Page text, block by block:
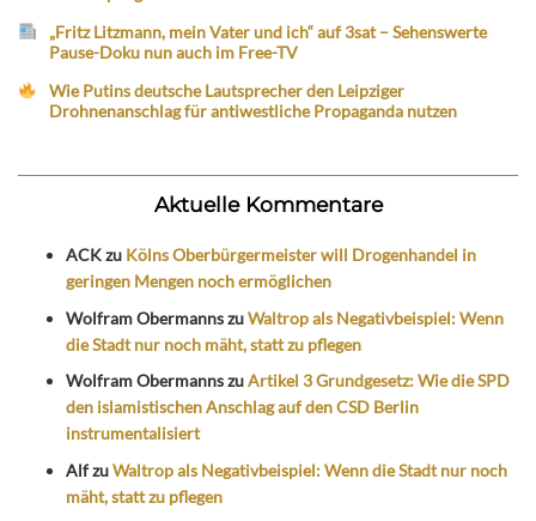
„Fritz Litzmann, mein Vater und ich“ auf 3sat – Sehenswerte
Pause-Doku nun auch im Free-TV
Wie Putins deutsche Lautsprecher den Leipziger
Drohnenanschlag für antiwestliche Propaganda nutzen
Aktuelle Kommentare
ACKzu Kölns Oberbürgermeister will Drogenhandel in
geringen Mengen noch ermöglichen
Wolfram ObermannszuWaltrop als Negativbeispiel: Wenn
die Stadt nur noch mäht, statt zu pflegen
Wolfram ObermannszuArtikel 3 Grundgesetz: Wie die SPD
den islamistischen Anschlag auf den CSD Berlin
instrumentalisiert
AlfzuWaltrop als Negativbeispiel: Wenn die Stadt nur noch
mäht, statt zu pflegen